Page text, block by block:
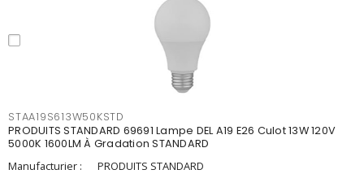
STAA19S613W50KSTD
PRODUITS STANDARD 69691 Lampe DEL A19 E26 Culot 13W 120V
5000K 1600LM À Gradation STANDARD
Manufacturier :
PRODUITS STANDARD